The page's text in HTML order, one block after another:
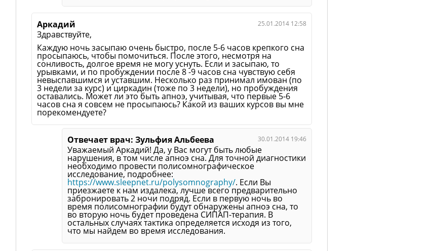
Аркадий 25.01.2014 12:58
Здравствуйте,
Каждую ночь засыпаю очень быстро, после 5-6 часов крепкого сна
просыпаюсь, чтобы помочиться. После этого, несмотря на
сонливость, долгое время не могу уснуть. Если и засыпаю, то
урывками, и по пробуждении после 8 -9 часов сна чувствую себя
невыспавшимся и уставшим. Несколько раз принимал имован (по
3 недели за курс) и циркадин (тоже по 3 недели), но пробуждения
оставались. Может ли это быть апноэ, учитывая, что первые 5-6
часов сна я совсем не просыпаюсь? Какой из ваших курсов вы мне
порекомендуете?
Отвечает врач: Зульфия Альбеева 30.01.2014 19:46
Уважаемый Аркадий! Да, у Вас могут быть любые
нарушения, в том числе апноэ сна. Для точной диагностики
необходимо провести полисомнографическое
исследование, подробнее:
https://www.sleepnet.ru/polysomnography/. Если Вы
приезжаете к нам издалека, лучше всего предварительно
забронировать 2 ночи подряд. Если в первую ночь во
время полисомнографии будут обнаружены апноэ сна, то
во вторую ночь будет проведена СИПАП-терапия. В
остальных случаях тактика определяется исходя из того,
что мы найдем во время исследования.